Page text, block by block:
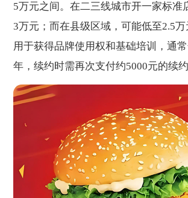
5万元之间。在二三线城市开一家标准
3万元；而在县级区域，可能低至2.5万
用于获得品牌使用权和基础培训，通
年，续约时需再次支付约5000元的续约